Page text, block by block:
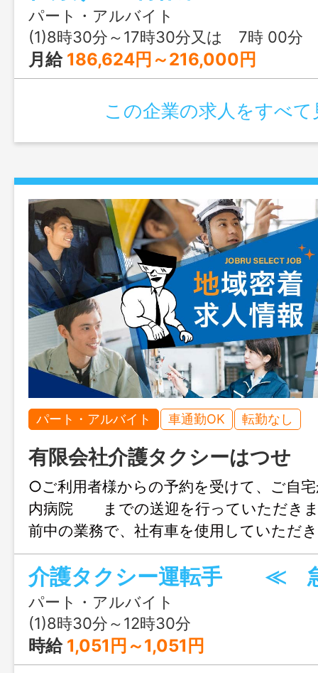
当社製品については当社ホームページを
さい。 製品は大福・わらびもち・落雁
まんになります。 「変更範囲：変更
パート・アルバイト
(1)8時30分～17時30分又は 7時 00分 ～ 20時
月給 186,624円～216,000円
この企業の求人をすべて
パート・アルバイト 車通勤OK 転勤なし
有限会社介護タクシーはつせ
○ご利用者様からの予約を受けて、ご自
内病院 までの送迎を行っていただ
前中の業務で、社有車を使用していた
用車種：日産キャラバン（車イス・スト
可） ※経験のない方も丁寧に指導い
心して応募して ください。 ※高齢
康・体力・運転に自信のある方の応
す。 ＜＜ 急 募 ＞＞
囲：変更なし」
介護タクシー運転手
パート・アルバイト
(1)8時30分～12時30分
時給 1,051円～1,051円